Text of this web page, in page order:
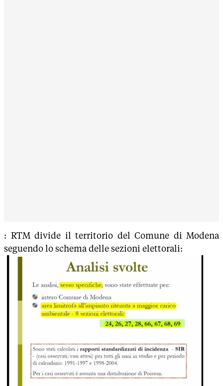
: RTM divide il territorio del Comune di Modena
seguendo lo schema delle sezioni elettorali: